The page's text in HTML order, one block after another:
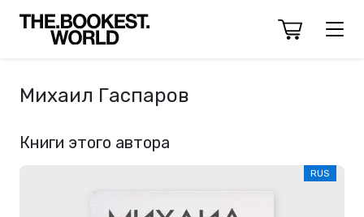
Михаил Гаспаров
Книги этого автора
RUS